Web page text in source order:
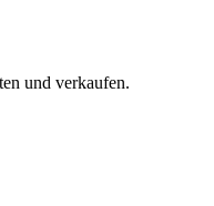
und verkaufen.